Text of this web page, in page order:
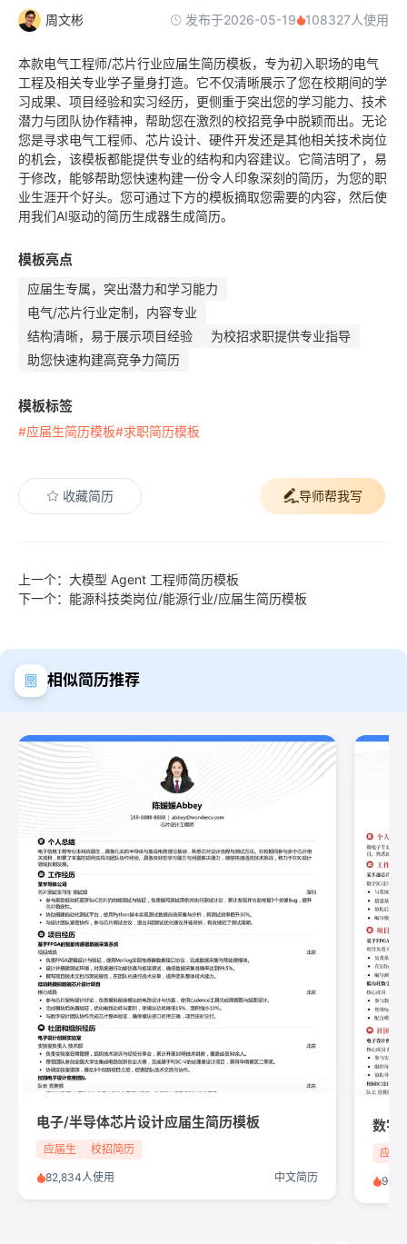
周文彬 发布于2026-05-19 108327人使用
本款电气工程师/芯片行业应届生简历模板，专为初入职场的电气
工程及相关专业学子量身打造。它不仅清晰展示了您在校期间的学
习成果、项目经验和实习经历，更侧重于突出您的学习能力、技术
潜力与团队协作精神，帮助您在激烈的校招竞争中脱颖而出。无论
您是寻求电气工程师、芯片设计、硬件开发还是其他相关技术岗位
的机会，该模板都能提供专业的结构和内容建议。它简洁明了，易
于修改，能够帮助您快速构建一份令人印象深刻的简历，为您的职
业生涯开个好头。您可通过下方的模板摘取您需要的内容，然后使
用我们AI驱动的简历生成器生成简历。
模板亮点
应届生专属，突出潜力和学习能力
电气/芯片行业定制，内容专业
结构清晰，易于展示项目经验
为校招求职提供专业指导
助您快速构建高竞争力简历
模板标签
#应届生简历模板#求职简历模板
收藏简历 导师帮我写
上一个：大模型 Agent 工程师简历模板
下一个：能源科技类岗位/能源行业/应届生简历模板
相似简历推荐
电子/半导体芯片设计应届生简历模板
应届生 校招简历
82,834人使用 中文简历
数字
应届